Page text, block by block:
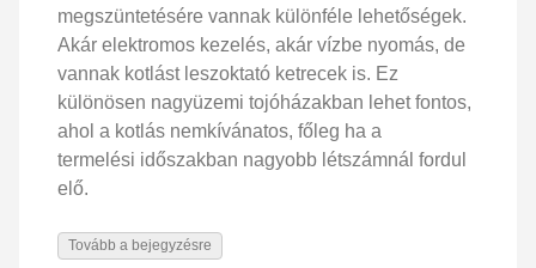
megszüntetésére vannak különféle lehetőségek.
Akár elektromos kezelés, akár vízbe nyomás, de
vannak kotlást leszoktató ketrecek is. Ez
különösen nagyüzemi tojóházakban lehet fontos,
ahol a kotlás nemkívánatos, főleg ha a
termelési időszakban nagyobb létszámnál fordul
elő.
Tovább a bejegyzésre